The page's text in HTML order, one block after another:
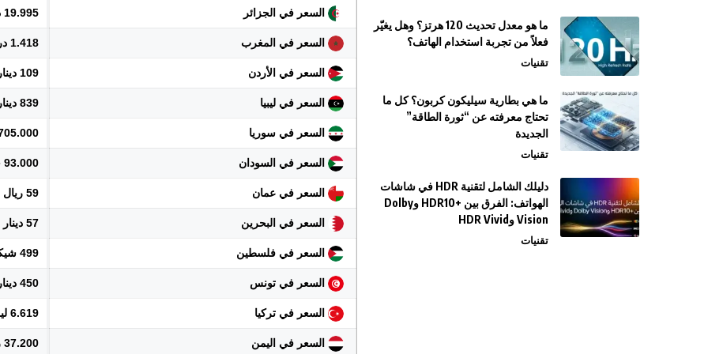
السعر في الجزائر 19.995 دينار
السعر في المغرب 1.418 درهم
السعر في الأردن 109 دينار
السعر في ليبيا 839 دينار
السعر في سوريا 1.705.000
السعر في السودان 93.000 جنيه
السعر في عمان 59 ريال
السعر في البحرين 57 دينار
السعر في فلسطين 499 شيكل
السعر في تونس 450 دينار
السعر في تركيا 6.619 ليرة
السعر في اليمن 37.200 ريال
ما هو معدل تحديث 120 هرتز؟ وهل يغيّر
فعلاً من تجربة استخدام الهاتف؟
تقنيات
ما هي بطارية سيليكون كربون؟ كل ما
تحتاج معرفته عن “ثورة الطاقة”
الجديدة
تقنيات
دليلك الشامل لتقنية HDR في شاشات
الهواتف: الفرق بين +HDR10 وDolby
Vision وHDR Vivid
تقنيات